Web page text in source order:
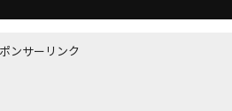
ンサーリンク